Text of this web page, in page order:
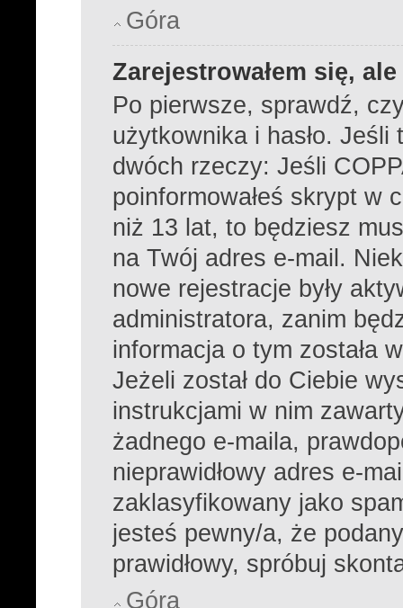
Góra
Zarejestrowałem się,
Po pierwsze, sprawdź,
użytkownika i hasło. Jeśli
dwóch rzeczy: Jeśli
poinformowałeś skrypt w
niż 13 lat, to będziesz
na Twój adres e-mail.
nowe rejestracje były
administratora, zanim
informacja o tym została
Jeżeli został do Ciebie
instrukcjami w nim
żadnego e-maila,
nieprawidłowy adres e-
zaklasyfikowany jako
jesteś pewny/a, że
prawidłowy, spróbuj
Góra